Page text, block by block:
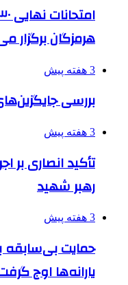
هرمزگان برگزار
3 هفته پیش
بررسی
3 هفته پیش
تأکید انصاری
رهبر شهید
3 هفته پیش
حمایت بی‌سابقه
یارانه‌ها اوج